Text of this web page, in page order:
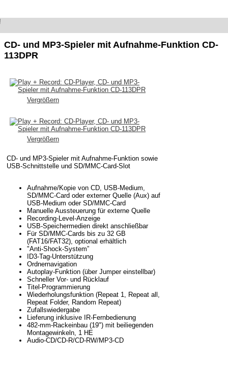
CD- und MP3-Spieler mit Aufnahme-Funktion CD-
113DPR
Vergrößern
Vergrößern
CD- und MP3-Spieler mit Aufnahme-Funktion sowie
USB-Schnittstelle und SD/MMC-Card-Slot
Aufnahme/Kopie von CD, USB-Medium,
SD/MMC-Card oder externer Quelle (Aux) auf
USB-Medium oder SD/MMC-Card
Manuelle Aussteuerung für externe Quelle
Recording-Level-Anzeige
USB-Speichermedien direkt anschließbar
Für SD/MMC-Cards bis zu 32 GB
(FAT16/FAT32), optional erhältlich
"Anti-Shock-System”
ID3-Tag-Unterstützung
Ordnernavigation
Autoplay-Funktion (über Jumper einstellbar)
Schneller Vor- und Rücklauf
Titel-Programmierung
Wiederholungsfunktion (Repeat 1, Repeat all,
Repeat Folder, Random Repeat)
Zufallswiedergabe
Lieferung inklusive IR-Fernbedienung
482-mm-Rackeinbau (19") mit beiliegenden
Montagewinkeln, 1 HE
Audio-CD/CD-R/CD-RW/MP3-CD